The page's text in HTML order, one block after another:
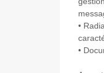
•
•